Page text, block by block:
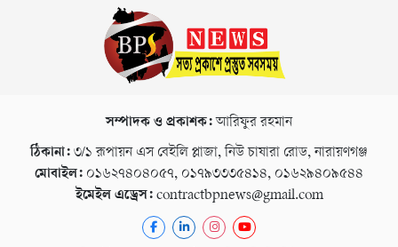
সম্পাদক ও প্রকাশক:আরিফুর রহমান
ঠিকানা: ৩/১ রূপায়ন এস বেইলি প্লাজা, নিউ চাষারা রোড, নারায়ণগঞ্জ
মোবাইল: ০১৬২৭৪০৪০৫৭, ০১৭৯৩৩৩৫৪১৪, ০১৬২৯৪০৯৫৪৪
ইমেইল এড্রেস:contractbpnews@gmail.com